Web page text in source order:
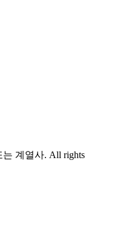
는 계열사. All rights